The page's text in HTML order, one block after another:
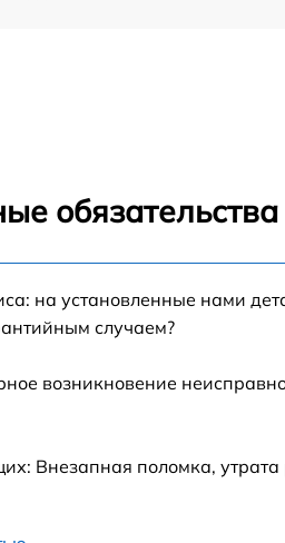
охлаждения Microsoft 4
Microsoft 4
на установленные нами
случаем?
возникновение
Внезапная поломка, утрата